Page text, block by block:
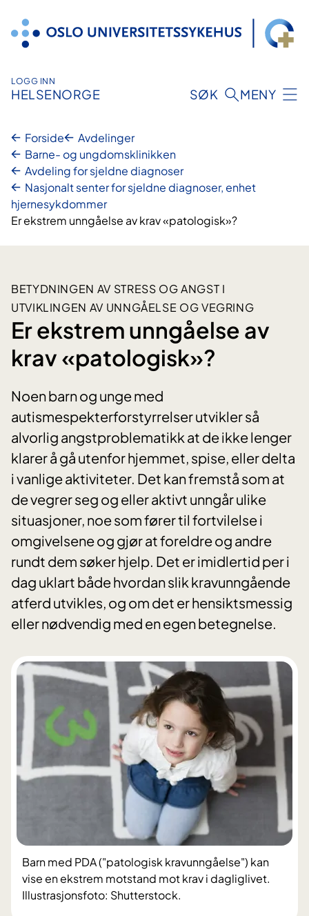
innhold
LOGG INN
HELSENORGE SØK MENY
Forside
Avdelinger
Barne- og ungdomsklinikken
Avdeling for sjeldne diagnoser
Nasjonalt senter for sjeldne diagnoser, enhet
hjernesykdommer
Er ekstrem unngåelse av krav «patologisk»?
BETYDNINGEN AV STRESS OG ANGST I
UTVIKLINGEN AV UNNGÅELSE OG VEGRING
Er ekstrem unngåelse av
krav «patologisk»?
Noen barn og unge med
autismespekterforstyrrelser utvikler så
alvorlig angstproblematikk at de ikke lenger
klarer å gå utenfor hjemmet, spise, eller delta
i vanlige aktiviteter. Det kan fremstå som at
de vegrer seg og eller aktivt unngår ulike
situasjoner, noe som fører til fortvilelse i
omgivelsene og gjør at foreldre og andre
rundt dem søker hjelp. Det er imidlertid per i
dag uklart både hvordan slik kravunngående
atferd utvikles, og om det er hensiktsmessig
eller nødvendig med en egen betegnelse.
Barn med PDA ("patologisk kravunngåelse") kan
vise en ekstrem motstand mot krav i dagliglivet.
Illustrasjonsfoto: Shutterstock.